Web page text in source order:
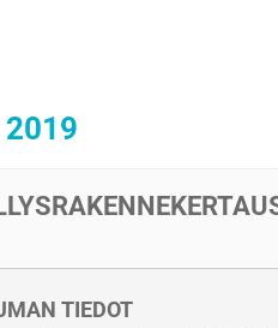
2019
TIEDOT